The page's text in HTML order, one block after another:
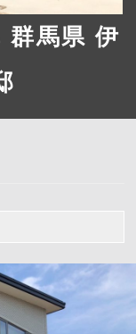
群馬県 伊